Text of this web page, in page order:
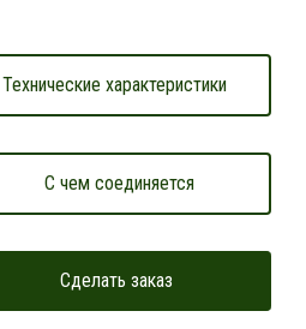
Технические характеристики
С чем соединяется
Сделать заказ